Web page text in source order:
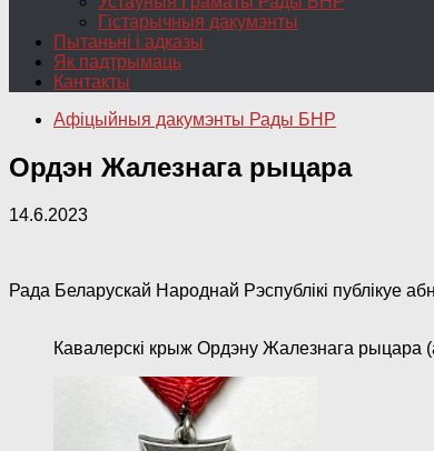
Гістарычныя дакумэнты
Пытаньні і адказы
Як падтрымаць
Кантакты
Афіцыйныя дакумэнты Рады БНР
Ордэн Жалезнага рыцара
14.6.2023
Рада Беларускай Народнай Рэспублікі публікуе
Кавалерскі крыж Ордэну Жалезнага рыцара